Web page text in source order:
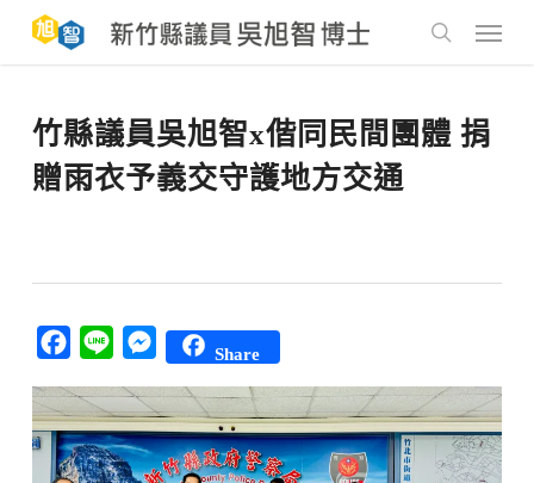
main
Menu
竹縣議員吳旭智x偕同民間團體 捐
贈雨衣予義交守護地方交通
Facebook
Line Messenger
Share